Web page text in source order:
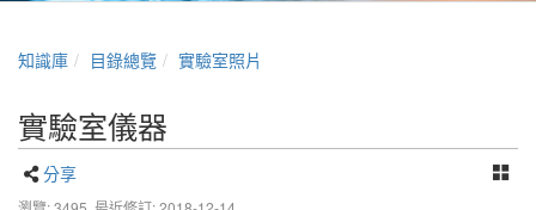
知識庫 目錄總覽 實驗室照片
實驗室儀器
分享